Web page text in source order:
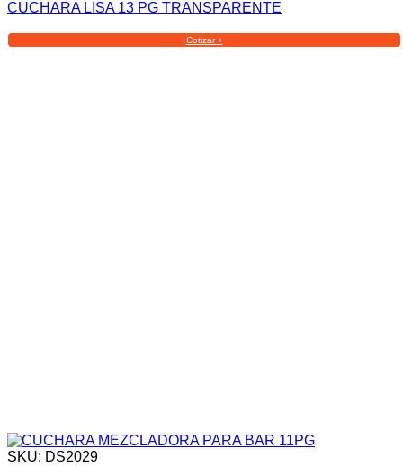
CUCHARA LISA 13 PG TRANSPARENTE
Cotizar +
SKU: DS2029